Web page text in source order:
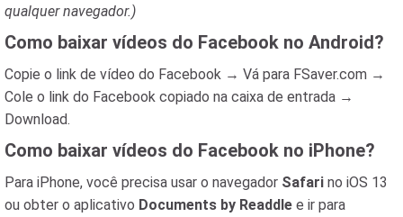
qualquer navegador.)
Como baixar vídeos do Facebook no Android?
Copie o link de vídeo do Facebook → Vá para FSaver.com →
Cole o link do Facebook copiado na caixa de entrada →
Download.
Como baixar vídeos do Facebook no iPhone?
Para iPhone, você precisa usar o navegador Safari no iOS 13
ou obter o aplicativo Documents by Readdle e ir para